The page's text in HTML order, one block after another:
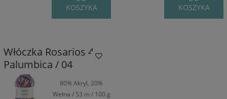
KOSZYKA
KOSZYKA
Włóczka Rosarios 4
Palumbica / 04
80% Akryl, 20%
Wełna / 53 m / 100 g